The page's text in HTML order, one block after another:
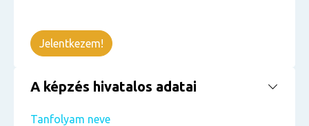
Jelentkezem!
A képzés hivatalos adatai
Tanfolyam neve